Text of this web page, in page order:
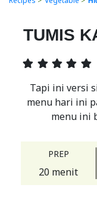
TUMIS
Tapi ini versi
menu hari ini
menu ini
PREP
20 menit